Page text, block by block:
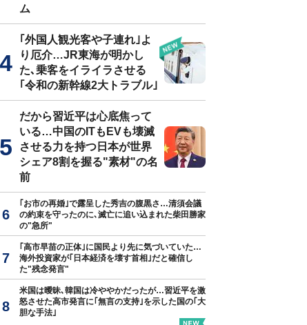
ム
｢外国人観光客や子連れ｣よ
り厄介…JR東海が明かし
た､乗客をイライラさせる
｢令和の新幹線2大トラブル｣
だから習近平は心底焦って
いる…中国のITもEVも壊滅
させる力を持つ日本が世界
シェア8割を握る"素材"の名
前
｢お市の再婚｣で露呈した秀吉の腹黒さ…清須会議
の約束を守ったのに､滅亡に追い込まれた柴田勝家
の"急所"
｢高市早苗の正体｣に国民より先に気づいていた…
海外投資家が｢日本経済を壊す首相｣だと確信し
た"残念発言"
米国は曖昧､韓国は冷ややかだったが…習近平を激
怒させた高市発言に｢無言の支持｣を示した国の｢大
胆な手法｣